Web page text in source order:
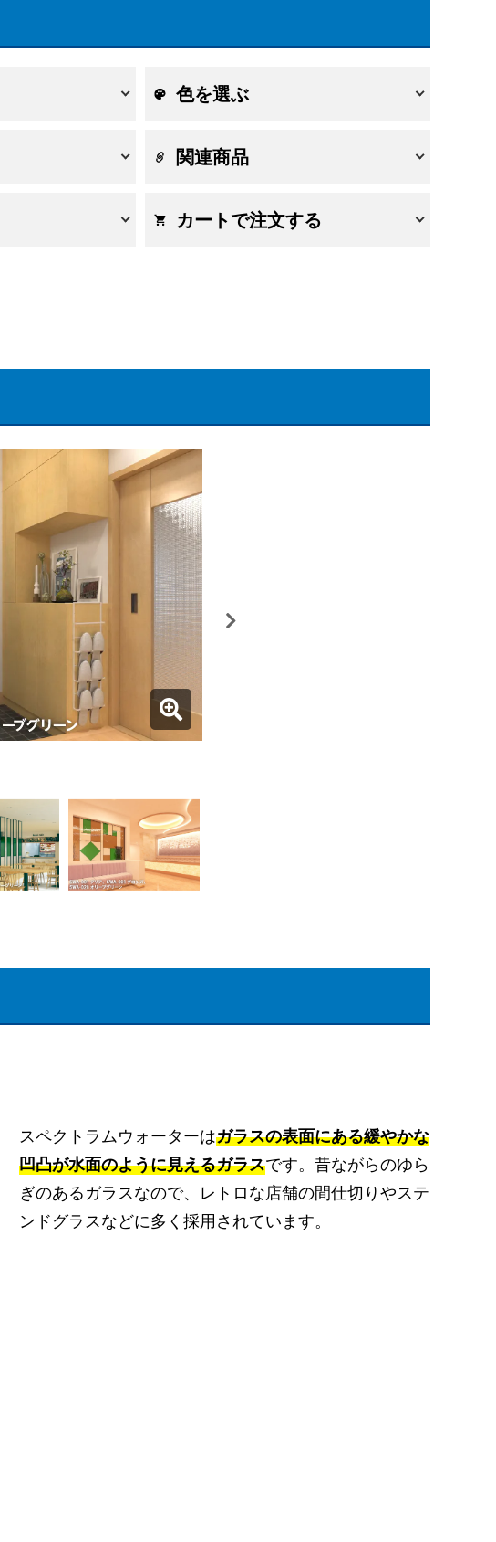
色を選ぶ
関連商品
カートで注文する
スペクトラムウォーターはガラスの表面にある緩やかな
凹凸が水面のように見えるガラスです。昔ながらのゆら
ぎのあるガラスなので、レトロな店舗の間仕切りやステ
ンドグラスなどに多く採用されています。